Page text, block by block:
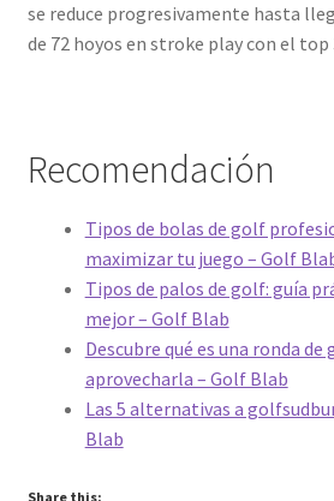
se reduce progresivamente hasta
de 72 hoyos en stroke play con el
Recomendación
Tipos de bolas de golf
maximizar tu juego – Golf
Tipos de palos de golf: guía
mejor – Golf Blab
Descubre qué es una ronda
aprovecharla – Golf Blab
Las 5 alternativas a
Blab
Share this: